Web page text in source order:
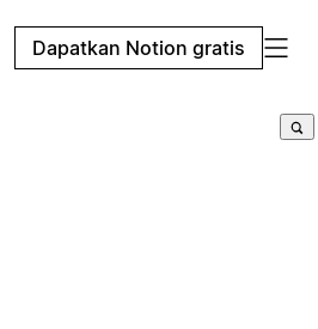
Dapatkan Notion gratis